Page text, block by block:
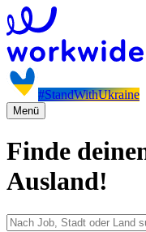
#StandWithUkraine
Menü
Finde
Ausland!